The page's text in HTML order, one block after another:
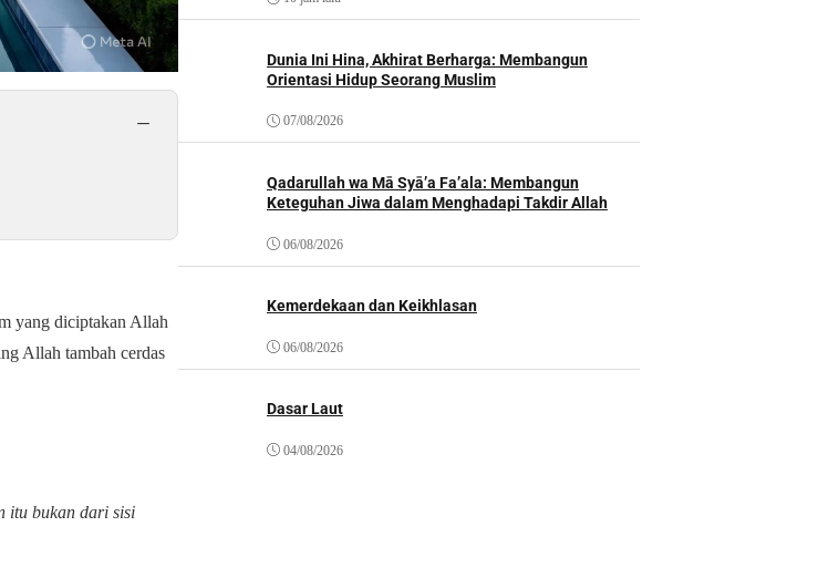
−
yang diciptakan Allah
Allah tambah cerdas
itu bukan dari sisi
Dunia Ini Hina, Akhirat Berharga: Membangun
Orientasi Hidup Seorang Muslim
07/08/2026
Qadarullah wa Mā Syā’a Fa’ala: Membangun
Keteguhan Jiwa dalam Menghadapi Takdir Allah
06/08/2026
Kemerdekaan dan Keikhlasan
06/08/2026
Dasar Laut
04/08/2026